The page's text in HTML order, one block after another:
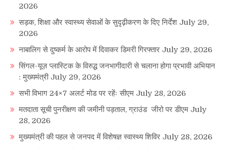
2026
सड़क, शिक्षा और स्वास्थ्य सेवाओं के सुदृढ़ीकरण के दिए निर्देश July 29,
2026
नाबालिग से दुष्कर्म के आरोप में दिवाकर डिमरी गिरफ्तार July 29, 2026
सिंगल-यूज़ प्लास्टिक के विरुद्ध जनभागीदारी से चलाना होगा प्रभावी अभियान
: मुख्यमंत्री July 29, 2026
सभी विभाग 24×7 अलर्ट मोड पर रहेंः सीएम July 28, 2026
मतदाता सूची पुनरीक्षण की जमीनी पड़ताल, ग्राउंड जीरो पर डीएम July
28, 2026
मुख्यमंत्री की पहल से जनपद में विशेषज्ञ स्वास्थ्य शिविर July 28, 2026